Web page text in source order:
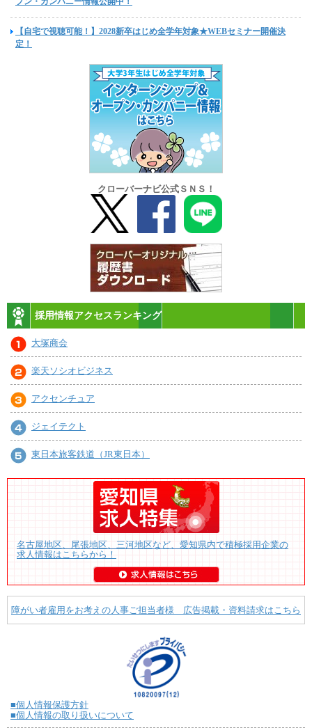
【自宅で視聴可能！】2028新卒はじめ全学年対象★WEBセミナー開催決
定！
クローバーナビ公式ＳＮＳ！
採用情報アクセスランキング
大塚商会
楽天ソシオビジネス
アクセンチュア
ジェイテクト
東日本旅客鉄道（JR東日本）
名古屋地区、尾張地区、三河地区など、愛知県内で積極採用企業の
求人情報はこちらから！
障がい者雇用をお考えの人事ご担当者様 広告掲載・資料請求はこちら
■個人情報保護方針
■個人情報の取り扱いについて